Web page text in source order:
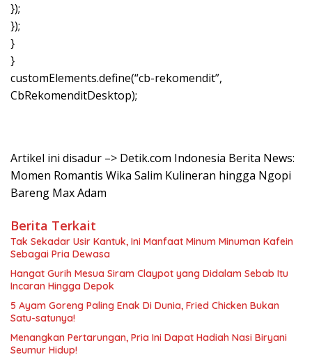
});
});
}
}
customElements.define(“cb-rekomendit”,
CbRekomenditDesktop);
Artikel ini disadur –> Detik.com Indonesia Berita News:
Momen Romantis Wika Salim Kulineran hingga Ngopi
Bareng Max Adam
Berita Terkait
Tak Sekadar Usir Kantuk, Ini Manfaat Minum Minuman Kafein
Sebagai Pria Dewasa
Hangat Gurih Mesua Siram Claypot yang Didalam Sebab Itu
Incaran Hingga Depok
5 Ayam Goreng Paling Enak Di Dunia, Fried Chicken Bukan
Satu-satunya!
Menangkan Pertarungan, Pria Ini Dapat Hadiah Nasi Biryani
Seumur Hidup!